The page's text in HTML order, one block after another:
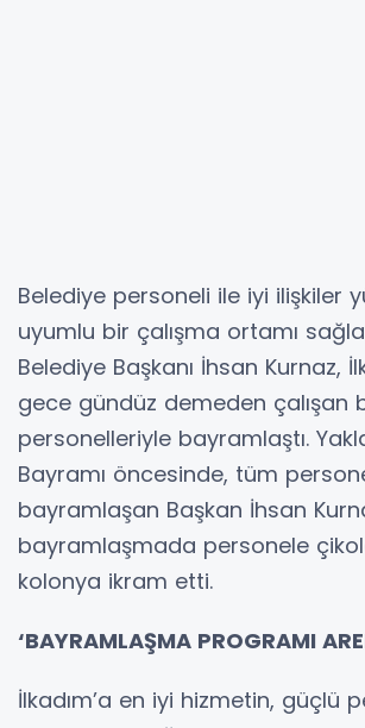
Belediye personeli ile iyi ilişkiler
uyumlu bir çalışma ortamı
Belediye Başkanı İhsan Kurnaz,
gece gündüz demeden çalışan
personelleriyle bayramlaştı.
Bayramı öncesinde, tüm
bayramlaşan Başkan İhsan
bayramlaşmada personele
kolonya ikram etti.
‘BAYRAMLAŞMA PROGRAMI
İlkadım’a en iyi hizmetin, güçlü